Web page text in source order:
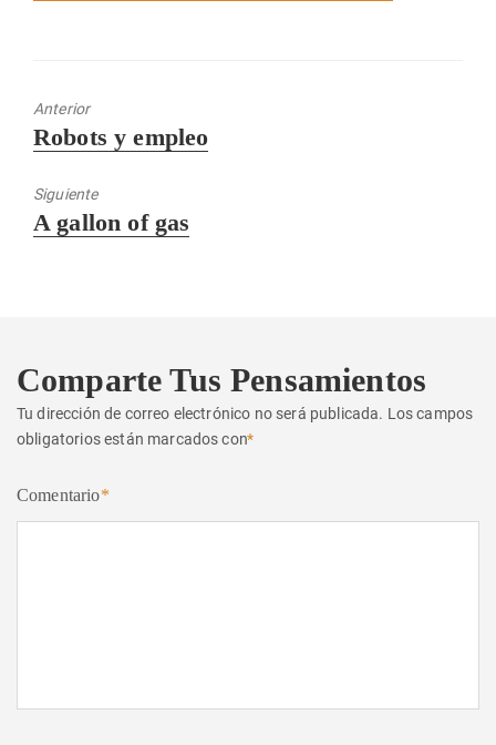
Anterior
Entrada
Robots y empleo
Siguiente
Entrada
A gallon of gas
Comparte Tus Pensamientos
Tu dirección de correo electrónico no será publicada. Los campos
obligatorios están marcados con*
Comentario*